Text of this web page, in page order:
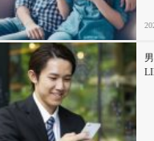
感動
心の処方箋
カルチャー・トレンド・